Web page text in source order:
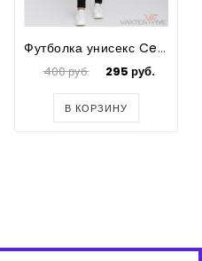
Футболка унисекс Cekor
400 руб. 295 руб.
В КОРЗИНУ